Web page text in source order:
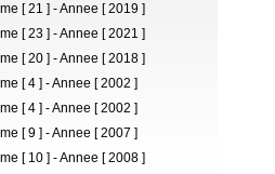
[ 21 ] - Annee [ 2019 ]
[ 23 ] - Annee [ 2021 ]
[ 20 ] - Annee [ 2018 ]
[ 4 ] - Annee [ 2002 ]
[ 4 ] - Annee [ 2002 ]
[ 9 ] - Annee [ 2007 ]
[ 10 ] - Annee [ 2008 ]